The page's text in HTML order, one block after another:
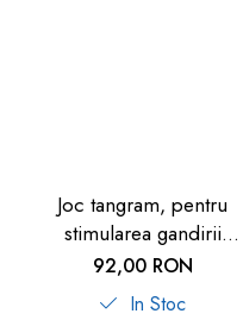
Joc tangram, pentru
stimularea gandirii
creative, din lemn, 3
ani+, Goki
92,00 RON
In Stoc